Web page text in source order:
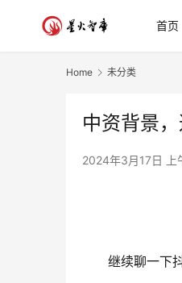
首页
Home 未分类
中资背景
2024年3月17日 上
继续聊一下